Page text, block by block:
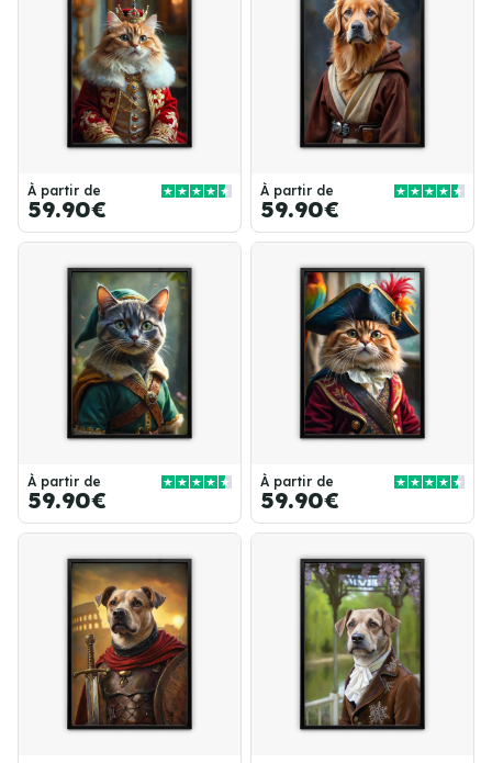
À partir de
59.90€
À partir de
59.90€
À partir de
59.90€
À partir de
59.90€